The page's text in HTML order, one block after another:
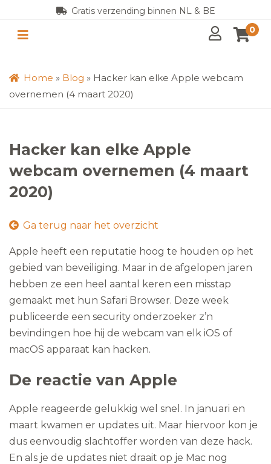
Gratis verzending binnen NL & BE
0
Home » Blog » Hacker kan elke Apple webcam
overnemen (4 maart 2020)
Hacker kan elke Apple
webcam overnemen (4 maart
2020)
Ga terug naar het overzicht
Apple heeft een reputatie hoog te houden op het
gebied van beveiliging. Maar in de afgelopen jaren
hebben ze een heel aantal keren een misstap
gemaakt met hun Safari Browser. Deze week
publiceerde een security onderzoeker z’n
bevindingen hoe hij de webcam van elk iOS of
macOS apparaat kan hacken.
De reactie van Apple
Apple reageerde gelukkig wel snel. In januari en
maart kwamen er updates uit. Maar hiervoor kon je
dus eenvoudig slachtoffer worden van deze hack.
En als je de updates niet draait op je Mac nog